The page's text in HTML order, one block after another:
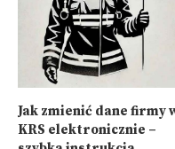
Jak zmienić dane firmy
KRS elektronicznie –